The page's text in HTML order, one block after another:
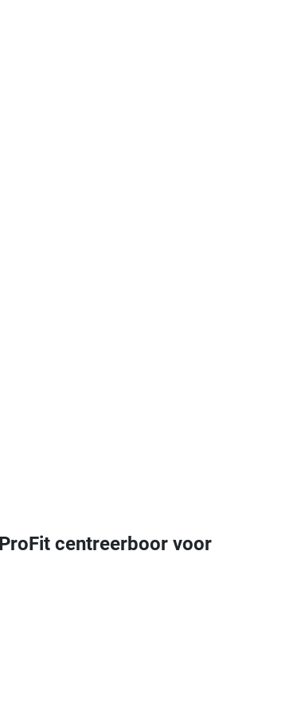
centreerboor voor